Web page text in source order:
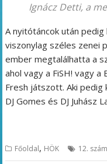
Ignácz Detti, a
A nyitótáncok után
viszonylag széles zenei
ember megtalálhatta a
ahol vagy a FiSH! vagy a
Fresh játszott. Aki pedig
DJ Gomes és DJ Juhász
Főoldal, HÖK 12. szám